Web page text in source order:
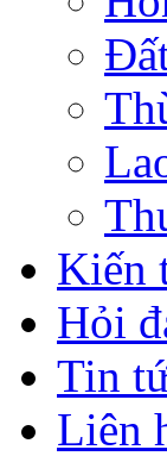
Kiến
Hỏi
Tin
Liên